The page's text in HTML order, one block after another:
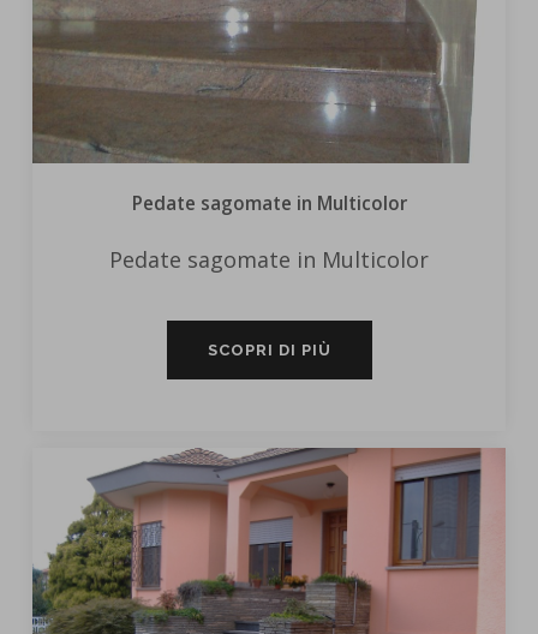
Pedate sagomate in Multicolor
Pedate sagomate in Multicolor
SCOPRI DI PIÙ